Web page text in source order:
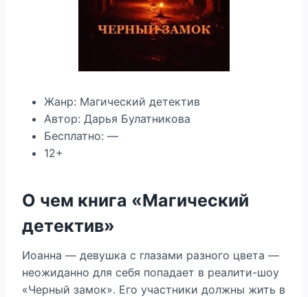
Жанр: Магический детектив
Автор: Дарья Булатникова
Бесплатно: —
12+
О чем книга «Магический
детектив»
Иоанна — девушка с глазами разного цвета —
неожиданно для себя попадает в реалити-шоу
«Черный замок». Его участники должны жить в